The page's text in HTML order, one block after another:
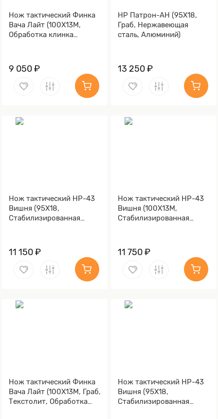
Нож тактический Финка
Вача Лайт (100Х13М,
Обработка клинка
9 050 ₽
НР Патрон-АН (95Х18,
Граб, Нержавеющая
сталь, Алюминий)
13 250 ₽
Нож тактический НР-43
Вишня (95Х18,
Стабилизированная
Обработка клинка
Stonewash)
11 150 ₽
Нож тактический НР-43
Вишня (100Х13М,
Стабилизированная
Обработка клинка
Stonewash)
11 750 ₽
Нож тактический Финка
Вача Лайт (100Х13М, Граб,
Текстолит, Обработка
Нож тактический НР-43
Вишня (95Х18,
Стабилизированная